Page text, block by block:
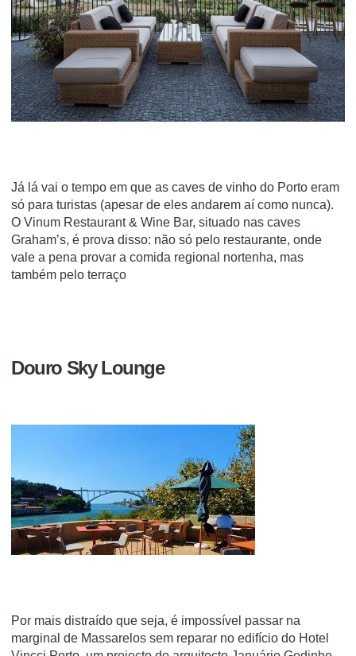
Já lá vai o tempo em que as caves de vinho do Porto eram
só para turistas (apesar de eles andarem aí como nunca).
O Vinum Restaurant & Wine Bar, situado nas caves
Graham’s, é prova disso: não só pelo restaurante, onde
vale a pena provar a comida regional nortenha, mas
também pelo terraço
Douro Sky Lounge
Por mais distraído que seja, é impossível passar na
marginal de Massarelos sem reparar no edifício do Hotel